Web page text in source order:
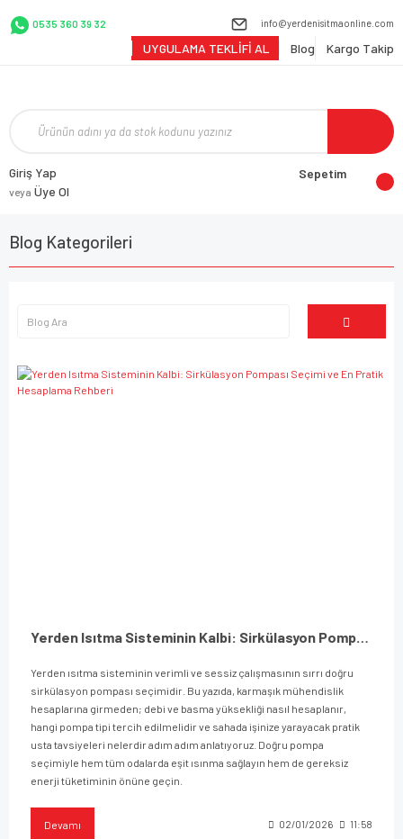
0535 360 39 32 info@yerdenisitmaonline.com
UYGULAMA TEKLİFİ AL Blog Kargo Takip
Giriş Yap
veya Üye Ol
Sepetim
Blog Kategorileri
Yerden Isıtma Sisteminin Kalbi: Sirkülasyon Pompası Seçimi ve En Pratik Hesaplama Rehberi
Yerden ısıtma sisteminin verimli ve sessiz çalışmasının sırrı doğru
sirkülasyon pompası seçimidir. Bu yazıda, karmaşık mühendislik
hesaplarına girmeden; debi ve basma yüksekliği nasıl hesaplanır,
hangi pompa tipi tercih edilmelidir ve sahada işinize yarayacak pratik
usta tavsiyeleri nelerdir adım adım anlatıyoruz. Doğru pompa
seçimiyle hem tüm odalarda eşit ısınma sağlayın hem de gereksiz
enerji tüketiminin önüne geçin.
Devamı 02/01/2026 11:58